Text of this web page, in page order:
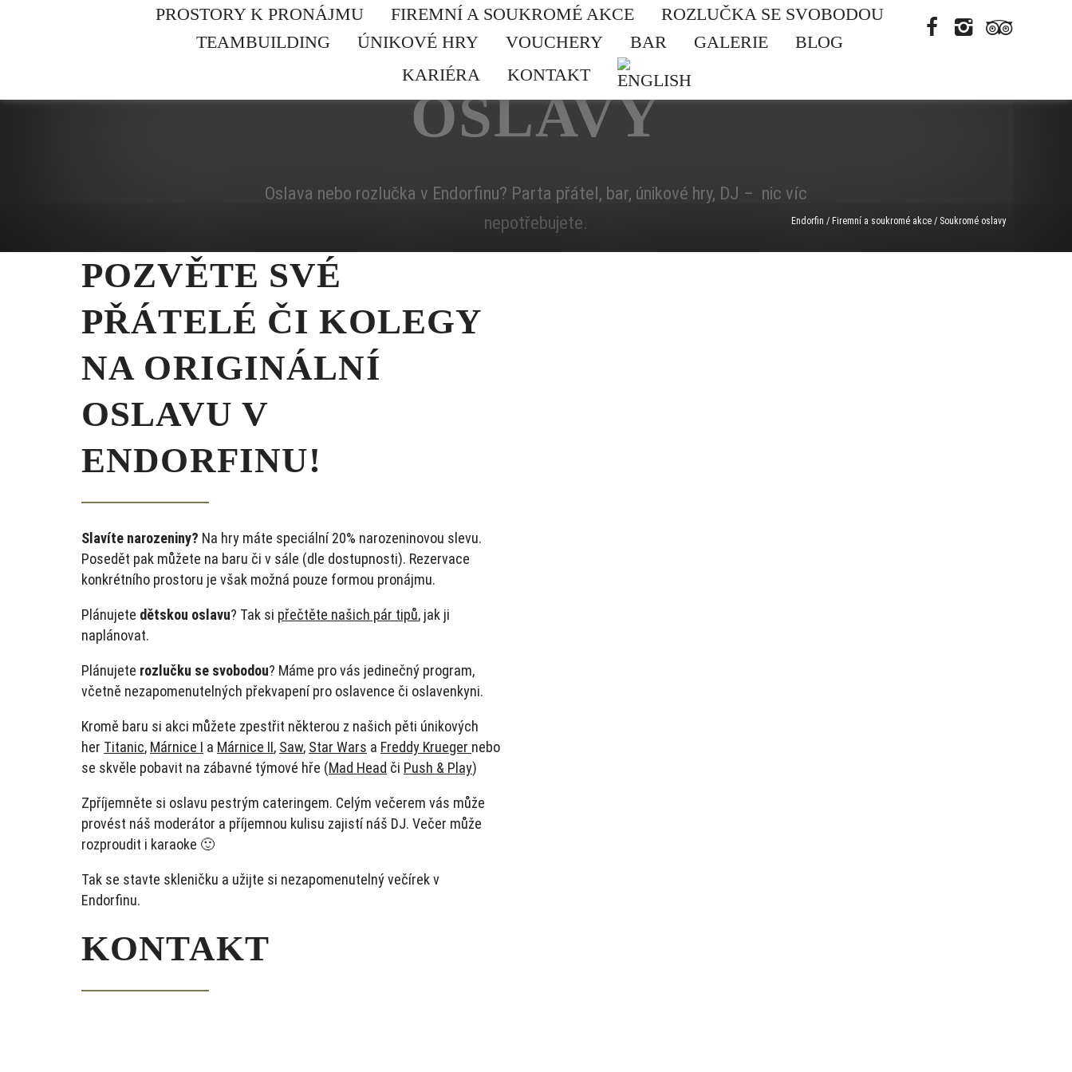
PROSTORY K PRONÁJMU FIREMNÍ A SOUKROMÉ AKCE
ROZLUČKA SE SVOBODOU
TEAMBUILDING
ÚNIKOVÉ HRY VOUCHERY BAR GALERIE
BLOG
KARIÉRA
KONTAKT
SOUKROMÉ
OSLAVY
Oslava nebo rozlučka v Endorfinu? Parta přátel, bar, únikové hry, DJ – nic víc
nepotřebujete.
Endorfin / Firemní a soukromé akce/ Soukromé oslavy
POZVĚTE SVÉ
PŘÁTELÉ ČI KOLEGY
NA ORIGINÁLNÍ
OSLAVU V
ENDORFINU!
Slavíte narozeniny? Na hry máte speciální 20% narozeninovou slevu.
Posedět pak můžete na baru či v sále (dle dostupnosti). Rezervace
konkrétního prostoru je však možná pouze formou pronájmu.
Plánujete dětskou oslavu? Tak si přečtěte našich pár tipů, jak ji
naplánovat.
Plánujete rozlučku se svobodou? Máme pro vás jedinečný program,
včetně nezapomenutelných překvapení pro oslavence či oslavenkyni.
Kromě baru si akci můžete zpestřit některou z našich pěti únikových
her Titanic, Márnice I a Márnice II, Saw, Star Wars a Freddy Krueger nebo
se skvěle pobavit na zábavné týmové hře (Mad Head či Push & Play)
Zpříjemněte si oslavu pestrým cateringem. Celým večerem vás může
provést náš moderátor a příjemnou kulisu zajistí náš DJ. Večer může
rozproudit i karaoke 🙂
Tak se stavte skleničku a užijte si nezapomenutelný večírek v
Endorfinu.
KONTAKT